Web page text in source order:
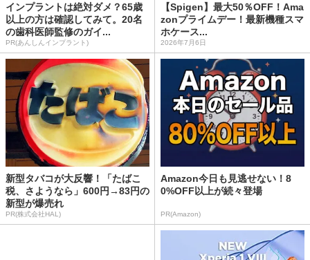
インプラントは絶対ダメ？65歳
以上の方は確認してみて。20名
の歯科医師監修のガイ...
PR(あんしんインプラント)
【Spigen】最大50％OFF！Ama
zonプライムデー！最新機種スマ
ホケース...
2026年7月6日
新型タバコが大反響！「たばこ
税、さようなら」600円→83円の
新型が爆売れ
PR(株式会社HAL)
Amazon今日も見逃せない！8
0%OFF以上が続々登場
PR(Amazon)